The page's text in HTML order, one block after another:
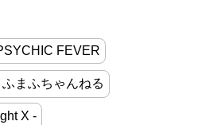
FEVER
まふちゃんねる
X -